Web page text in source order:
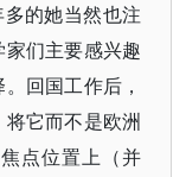
的她当然也注
们主要感兴趣
回国工作后，
它而不是欧洲
点位置上（并